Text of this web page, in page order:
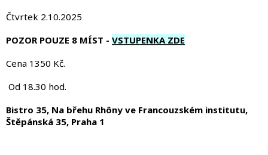
Čtvrtek 2.10.2025
POZOR POUZE 8 MÍST - VSTUPENKA ZDE
Cena 1350 Kč.
Od 18.30 hod.
Bistro 35, Na břehu Rhôny ve Francouzském institutu,
Štěpánská 35, Praha 1